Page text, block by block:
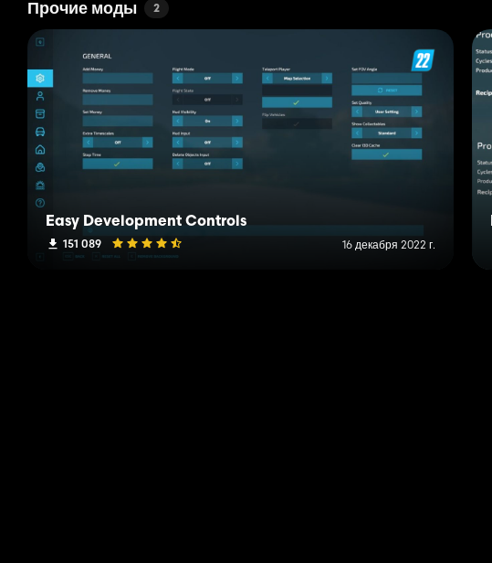
Прочие моды 2
Easy Development Controls
151 089 16 декабря 2022 г.